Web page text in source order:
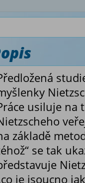
usiluje na
základě
se tak
je jsoucno